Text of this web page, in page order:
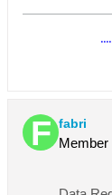
fabri
Member